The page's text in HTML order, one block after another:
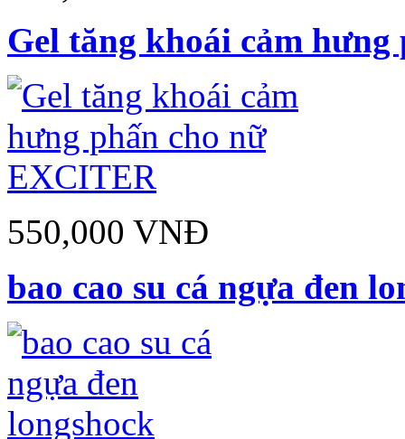
Gel tăng khoái cảm
550,000 VNĐ
bao cao su cá ngựa đen